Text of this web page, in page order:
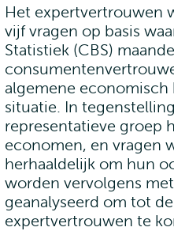
Het expertvertrouwen
vijf vragen op basis
Statistiek (CBS)
algemene economisch
situatie. In
representatieve groep
economen, en vragen
herhaaldelijk om hun
worden vervolgens
geanalyseerd om tot
expertvertrouwen te